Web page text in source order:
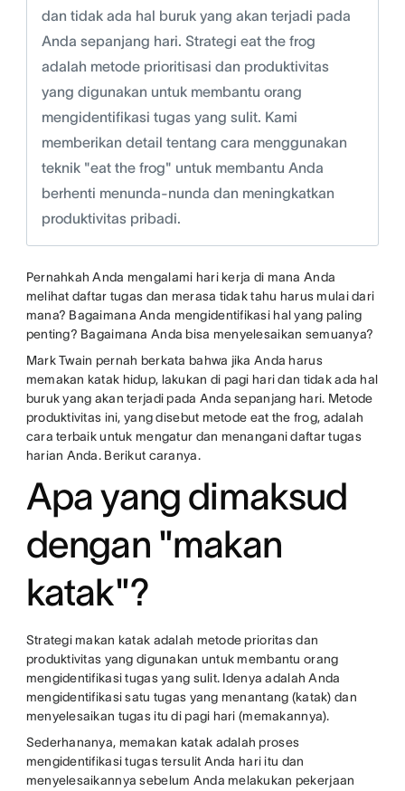
dan tidak ada hal buruk yang akan terjadi pada
Anda sepanjang hari. Strategi eat the frog
adalah metode prioritisasi dan produktivitas
yang digunakan untuk membantu orang
mengidentifikasi tugas yang sulit. Kami
memberikan detail tentang cara menggunakan
teknik "eat the frog" untuk membantu Anda
berhenti menunda-nunda dan meningkatkan
produktivitas pribadi.
Pernahkah Anda mengalami hari kerja di mana Anda
melihat daftar tugas dan merasa tidak tahu harus mulai dari
mana? Bagaimana Anda mengidentifikasi hal yang paling
penting? Bagaimana Anda bisa menyelesaikan semuanya?
Mark Twain pernah berkata bahwa jika Anda harus
memakan katak hidup, lakukan di pagi hari dan tidak ada hal
buruk yang akan terjadi pada Anda sepanjang hari. Metode
produktivitas ini, yang disebut metode eat the frog, adalah
cara terbaik untuk mengatur dan menangani daftar tugas
harian Anda. Berikut caranya.
Apa yang dimaksud
dengan "makan
katak"?
Strategi makan katak adalah metode prioritas dan
produktivitas yang digunakan untuk membantu orang
mengidentifikasi tugas yang sulit. Idenya adalah Anda
mengidentifikasi satu tugas yang menantang (katak) dan
menyelesaikan tugas itu di pagi hari (memakannya).
Sederhananya, memakan katak adalah proses
mengidentifikasi tugas tersulit Anda hari itu dan
menyelesaikannya sebelum Anda melakukan pekerjaan